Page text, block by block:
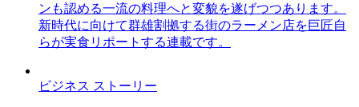
ンも認める一流の料理へと変貌を遂げつつあります。
新時代に向けて群雄割拠する街のラーメン店を巨匠自
らが実食リポートする連載です。
ビジネス ストーリー